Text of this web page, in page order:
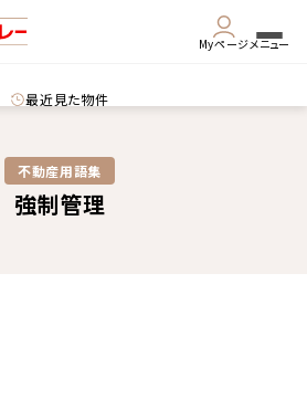
Myページメニュー
最近見た物件
不動産用語集​
強制管理